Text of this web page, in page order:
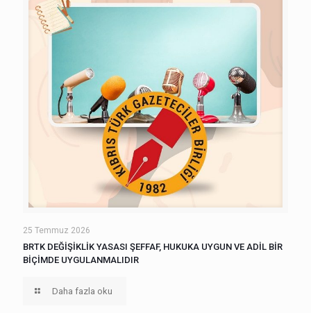
25 Temmuz 2026
BRTK DEĞİŞİKLİK YASASI ŞEFFAF, HUKUKA UYGUN VE ADİL BİR
BİÇİMDE UYGULANMALIDIR
Daha fazla oku